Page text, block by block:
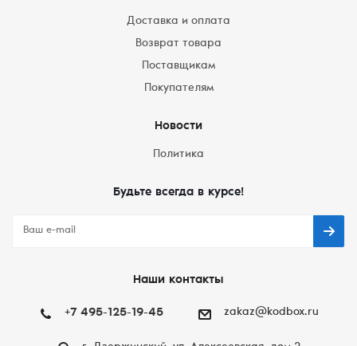
Доставка и оплата
Возврат товара
Поставщикам
Покупателям
Новости
Политика
Будьте всегда в курсе!
Наши контакты
+7 495-125-19-45 zakaz@kodbox.ru